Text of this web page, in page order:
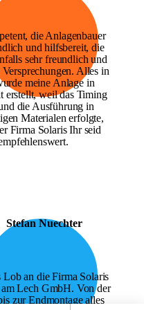
die Anlagenbauer
und hilfsbereit, die
sehr freundlich und
Alles in
meine Anlage in
erstellt, weil das Timing
die Ausführung in
Materialen erfolgte,
Firma Solaris Ihr seid
Stefan Nuechter
Lob an die Firma Solaris
Lech GmbH. Von der
zur Endmontage alles